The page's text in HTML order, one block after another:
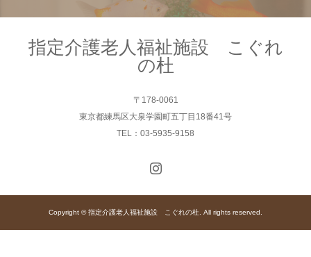
指定介護老人福祉施設 こぐれ
の杜
〒178-0061
東京都練馬区大泉学園町五丁目18番41号
TEL：03-5935-9158
Copyright © 指定介護老人福祉施設 こぐれの杜. All rights reserved.